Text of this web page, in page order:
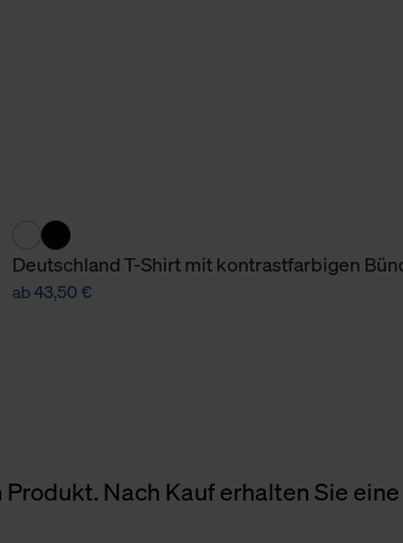
Deutschland T-Shirt mit kontrastfarbigen
ab 43,50 €
Nach Kauf erhalten Sie